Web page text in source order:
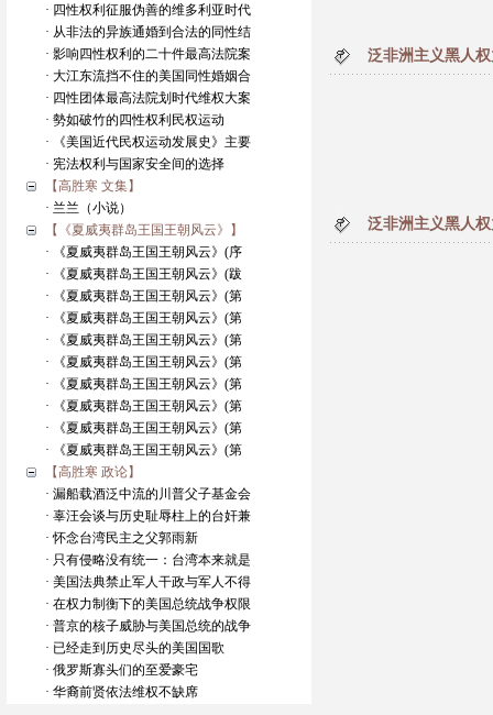
· 四性权利征服伪善的维多利亚时代
· 从非法的异族通婚到合法的同性结
· 影响四性权利的二十件最高法院案
· 大江东流挡不住的美国同性婚姻合
· 四性团体最高法院划时代维权大案
· 勢如破竹的四性权利民权运动
· 《美国近代民权运动发展史》主要
· 宪法权利与国家安全间的选择
【高胜寒 文集】
· 兰兰（小说）
【《夏威夷群岛王国王朝风云》】
· 《夏威夷群岛王国王朝风云》(序
· 《夏威夷群岛王国王朝风云》(跋
· 《夏威夷群岛王国王朝风云》(第
· 《夏威夷群岛王国王朝风云》(第
· 《夏威夷群岛王国王朝风云》(第
· 《夏威夷群岛王国王朝风云》(第
· 《夏威夷群岛王国王朝风云》(第
· 《夏威夷群岛王国王朝风云》(第
· 《夏威夷群岛王国王朝风云》(第
· 《夏威夷群岛王国王朝风云》(第
【高胜寒 政论】
· 漏船载酒泛中流的川普父子基金会
· 辜汪会谈与历史耻辱柱上的台奸兼
· 怀念台湾民主之父郭雨新
· 只有侵略没有统一：台湾本来就是
· 美国法典禁止军人干政与军人不得
· 在权力制衡下的美国总统战争权限
· 普京的核子威胁与美国总统的战争
· 已经走到历史尽头的美国国歌
· 俄罗斯寡头们的至爱豪宅
· 华裔前贤依法维权不缺席
泛非洲主义黑人
泛非洲主义黑人